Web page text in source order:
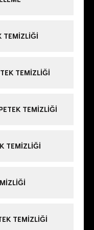
TEMIZLIĞI
TEMIZLIĞI
TEMIZLIĞI
TEMIZLIĞI
TEMIZLIĞI